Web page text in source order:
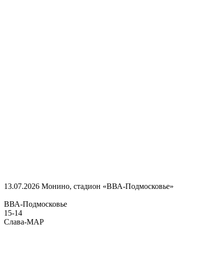
13.07.2026 Монино, стадион «ВВА-Подмосковье»
ВВА-Подмосковье
15-14
Слава-МАР